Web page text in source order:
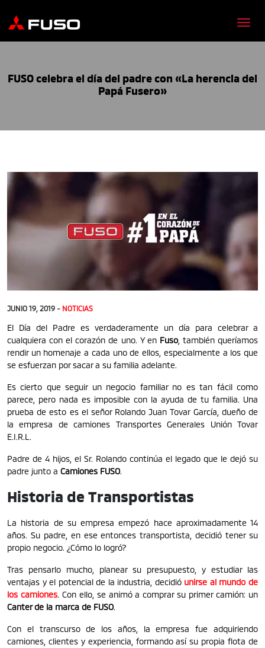
FUSO celebra el día del padre con «La herencia del
Papá Fusero»
JUNIO 19, 2019 - NOTICIAS
El Día del Padre es verdaderamente un día para celebrar a
cualquiera con el corazón de uno. Y en Fuso, también queríamos
rendir un homenaje a cada uno de ellos, especialmente a los que
se esfuerzan por sacar a su familia adelante.
Es cierto que seguir un negocio familiar no es tan fácil como
parece, pero nada es imposible con la ayuda de tu familia. Una
prueba de esto es el señor Rolando Juan Tovar García, dueño de
la empresa de camiones Transportes Generales Unión Tovar
E.I.R.L.
Padre de 4 hijos, el Sr. Rolando continúa el legado que le dejó su
padre junto a Camiones FUSO.
Historia de Transportistas
La historia de su empresa empezó hace aproximadamente 14
años. Su padre, en ese entonces transportista, decidió tener su
propio negocio. ¿Cómo lo logró?
Tras pensarlo mucho, planear su presupuesto, y estudiar las
ventajas y el potencial de la industria, decidió unirse al mundo de
los camiones. Con ello, se animó a comprar su primer camión: un
Canter de la marca de FUSO.
Con el transcurso de los años, la empresa fue adquiriendo
camiones, clientes y experiencia, formando así su propia flota de